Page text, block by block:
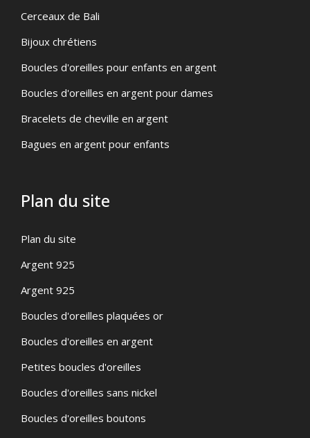
Cerceaux de Bali
Bijoux chrétiens
Boucles d'oreilles pour enfants en argent
Boucles d'oreilles en argent pour dames
Bracelets de cheville en argent
Bagues en argent pour enfants
Plan du site
Plan du site
Argent 925
Argent 925
Boucles d'oreilles plaquées or
Boucles d'oreilles en argent
Petites boucles d'oreilles
Boucles d'oreilles sans nickel
Boucles d'oreilles boutons